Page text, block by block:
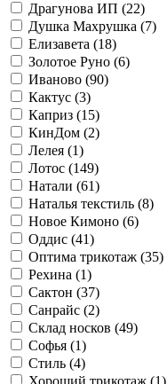
Драгунова ИП (22)
Душка Махрушка (7)
Елизавета (18)
Золотое Руно (6)
Иваново (90)
Кактус (3)
Каприз (15)
КинДом (2)
Лелея (1)
Лотос (149)
Натали (61)
Наталья текстиль (8)
Новое Кимоно (6)
Оддис (41)
Оптима трикотаж (35)
Рехина (1)
Сактон (37)
Санрайс (2)
Склад носков (49)
Софья (1)
Стиль (4)